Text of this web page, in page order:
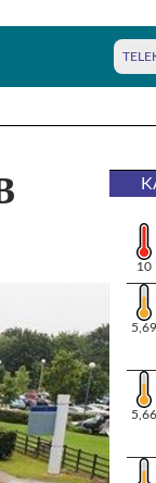
10
5,69
5,66